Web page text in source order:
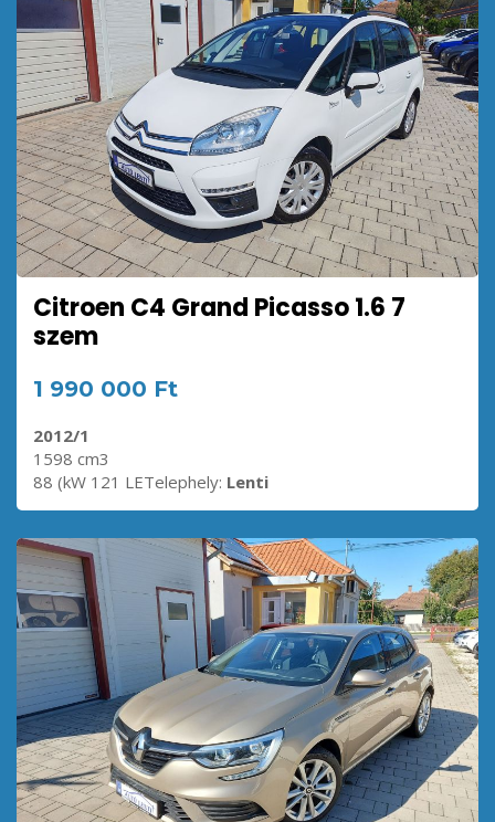
Citroen C4 Grand Picasso 1.6 7
szem
1 990 000 Ft
2012/1
1598 cm3
88 (kW 121 LETelephely: Lenti